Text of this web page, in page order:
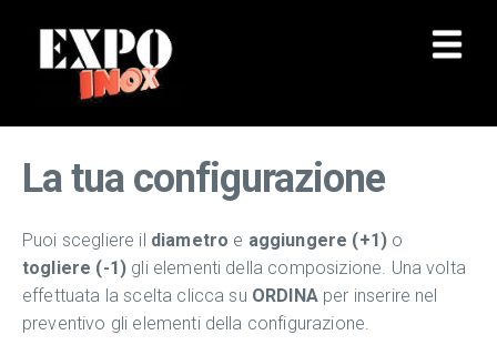
La tua configurazione
Puoi scegliere il diametro e aggiungere (+1) o
togliere (-1) gli elementi della composizione. Una volta
effettuata la scelta clicca su ORDINAper inserire nel
preventivo gli elementi della configurazione.